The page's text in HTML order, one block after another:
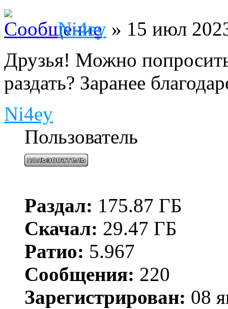
Ni4ey » 15 июл
Друзья! Можно
раздать? Заранее
Ni4ey
Пользователь
Раздал: 175.87 ГБ
Скачал: 29.47 ГБ
Ратио: 5.967
Сообщения: 220
Зарегистрирован: 08